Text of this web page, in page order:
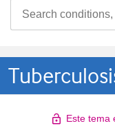
Este tema